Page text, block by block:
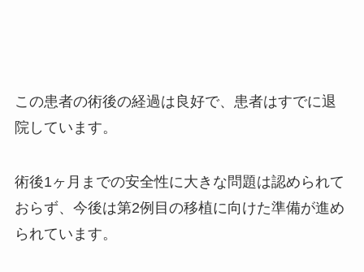
この患者の術後の経過は良好で、患者はすでに退
院しています。
術後1ヶ月までの安全性に大きな問題は認められて
おらず、今後は第2例目の移植に向けた準備が進め
られています。